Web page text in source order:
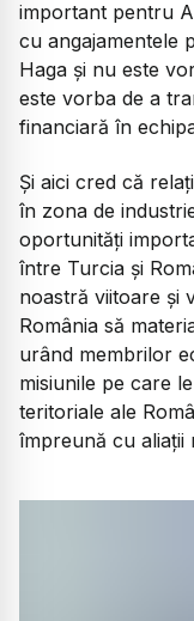
important pentru
cu angajamentele
Haga și nu este
este vorba de a
financiară în
Și aici cred că
în zona de
oportunități
între Turcia și
noastră viitoare și
România să
urând membrilor
misiunile pe care
teritoriale ale
împreună cu aliații